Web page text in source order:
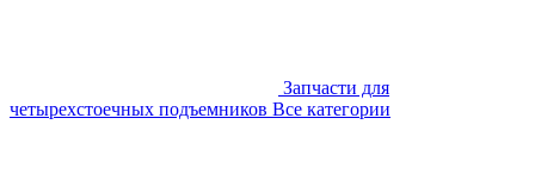
Запчасти для
четырехстоечных подъемников Все категории